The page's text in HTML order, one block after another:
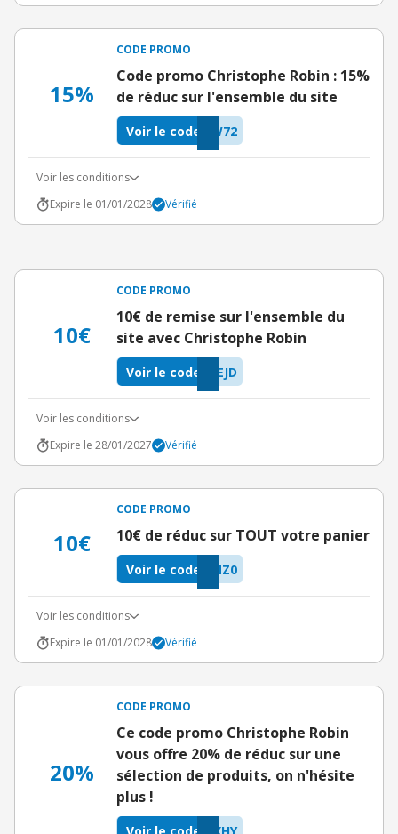
15%
CODE PROMO
Code promo Christophe Robin : 15%
de réduc sur l'ensemble du site
W72
Voir le code
Voir les conditions
Expire le 01/01/2028
Vérifié
10€
CODE PROMO
10€ de remise sur l'ensemble du
site avec Christophe Robin
EJD
Voir le code
Voir les conditions
Expire le 28/01/2027
Vérifié
10€
CODE PROMO
10€ de réduc sur TOUT votre panier
NZ0
Voir le code
Voir les conditions
Expire le 01/01/2028
Vérifié
20%
CODE PROMO
Ce code promo Christophe Robin
vous offre 20% de réduc sur une
sélection de produits, on n'hésite
plus !
XHY
Voir le code